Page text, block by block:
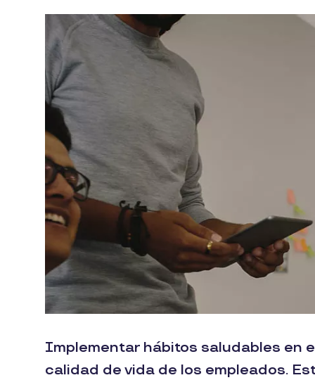
Implementar hábitos saludables en
calidad de vida de los empleados.